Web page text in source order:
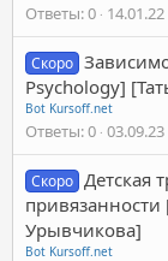
Ответы 0 14.01.22
Скоро
Psychology]
Bot Kursoff.net
Ответы 0 03.09.23
Скоро Детская
привязанности
Урывчикова]
Bot Kursoff.net